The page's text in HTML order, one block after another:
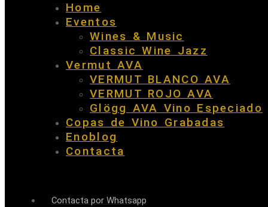
Home
Eventos
Wines & Music
Classic Wine Jazz
Vermut AVA
VERMUT BLANCO AVA
VERMUT ROJO AVA
Glögg AVA Vino Especiado
Copas de Vino Grabadas
Enoblog
Contacta
Contacta por Whatsapp